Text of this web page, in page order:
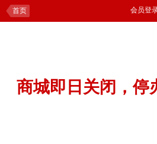
首页 会员登
商城即日关闭，停